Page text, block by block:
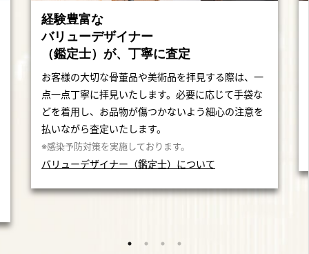
経験豊富な
バリューデザイナー
（鑑定士）が、丁寧に査定
お客様の大切な骨董品や美術品を拝見する際は、一
点一点丁寧に拝見いたします。必要に応じて手袋な
どを着用し、お品物が傷つかないよう細心の注意を
払いながら査定いたします。
※感染予防対策を実施しております。
バリューデザイナー（鑑定士）について